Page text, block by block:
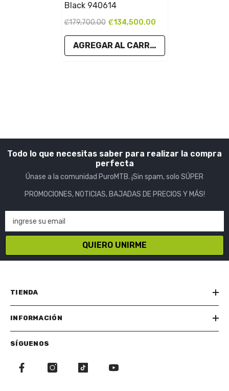
Black 940614
₡179,700.00 ₡134,500.00
AGREGAR AL CARRITO
Todo lo que necesitas saber para realizar la compra
perfecta
Únase a la comunidad PuroMTB. ¡Sin spam, solo SÚPER
PROMOCIONES, NOTICIAS, BAJADAS DE PRECIOS Y MÁS!
ingrese su email
QUIERO UNIRME
TIENDA
INFORMACIÓN
SÍGUENOS